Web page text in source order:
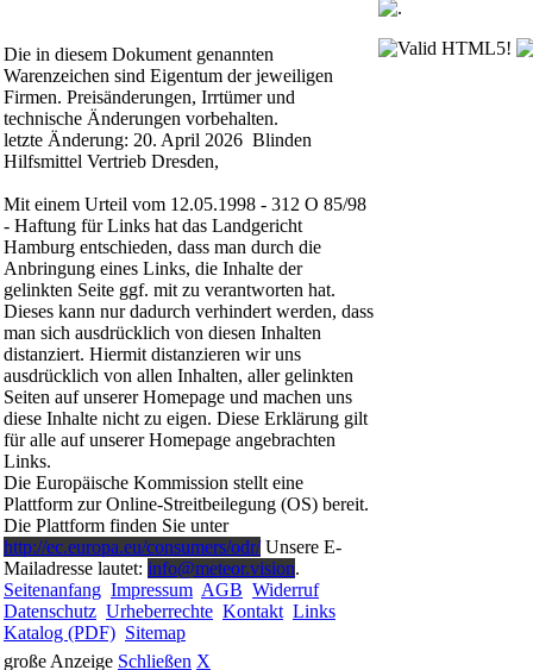
Die in diesem Dokument genannten
Warenzeichen sind Eigentum der jeweiligen
Firmen. Preisänderungen, Irrtümer und
technische Änderungen vorbehalten.
letzte Änderung: 20. April 2026 Blinden
Hilfsmittel Vertrieb Dresden,
Mit einem Urteil vom 12.05.1998 - 312 O 85/98
- Haftung für Links hat das Landgericht
Hamburg entschieden, dass man durch die
Anbringung eines Links, die Inhalte der
gelinkten Seite ggf. mit zu verantworten hat.
Dieses kann nur dadurch verhindert werden, dass
man sich ausdrücklich von diesen Inhalten
distanziert. Hiermit distanzieren wir uns
ausdrücklich von allen Inhalten, aller gelinkten
Seiten auf unserer Homepage und machen uns
diese Inhalte nicht zu eigen. Diese Erklärung gilt
für alle auf unserer Homepage angebrachten
Links.
Die Europäische Kommission stellt eine
Plattform zur Online-Streitbeilegung (OS) bereit.
Die Plattform finden Sie unter
http://ec.europa.eu/consumers/odr/Unsere E-
Mailadresse lautet: info@meteor.vision.
Seitenanfang Impressum AGB Widerruf
Datenschutz Urheberrechte Kontakt Links
Katalog (PDF) Sitemap
große Anzeige Schließen X